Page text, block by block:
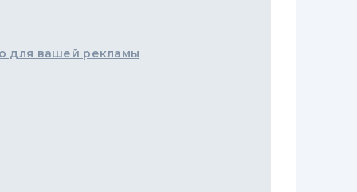
для вашей рекламы